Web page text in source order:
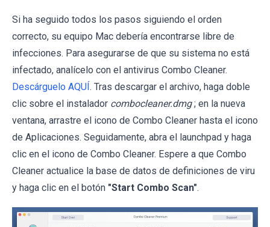
Si ha seguido todos los pasos siguiendo el orden
correcto, su equipo Mac debería encontrarse libre de
infecciones. Para asegurarse de que su sistema no está
infectado, analícelo con el antivirus Combo Cleaner.
Descárguelo AQUÍ. Tras descargar el archivo, haga doble
clic sobre el instalador combocleaner.dmg ; en la nueva
ventana, arrastre el icono de Combo Cleaner hasta el icono
de Aplicaciones. Seguidamente, abra el launchpad y haga
clic en el icono de Combo Cleaner. Espere a que Combo
Cleaner actualice la base de datos de definiciones de viru
y haga clic en el botón "Start Combo Scan".